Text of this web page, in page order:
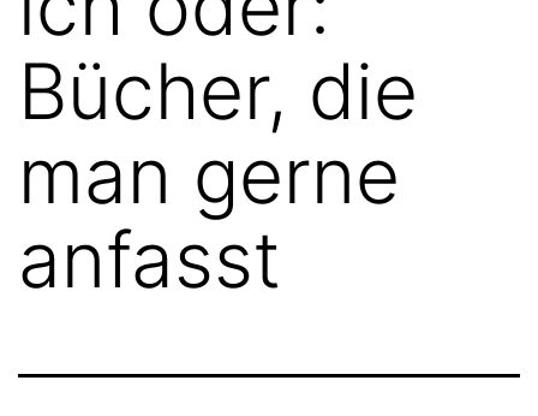
Bücher, die
man gerne
anfasst